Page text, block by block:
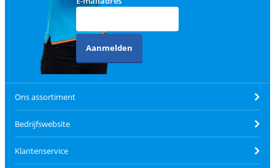
Aanmelden
Ons assortiment
Bedrijfswebsite
Klantenservice